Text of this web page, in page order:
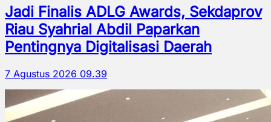
Jadi Finalis ADLG Awards, Sekdaprov
Riau Syahrial Abdil Paparkan
Pentingnya Digitalisasi Daerah
7 Agustus 2026 09.39